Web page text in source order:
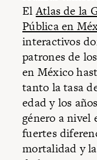
ElAtlas de la
Pública en
interactivos
patrones de
en México
tanto la tasa
edad y los
género a nivel
fuertes
mortalidad y